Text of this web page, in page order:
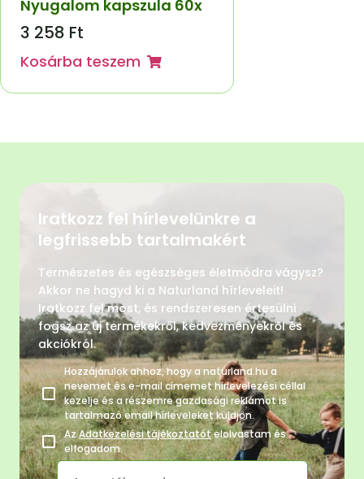
Nyugalom kapszula 60x
3 258 Ft
Kosárba teszem
Iratkozz fel hírlevelünkre a
legfrissebb tartalmakért
Természetes és egészséges életmódra vágysz?
Akkor ne hagyd ki a Naturland hírleveleit!
Iratkozz fel most, és rendszeresen értesülni
fogsz az új termékekről, kedvezményekről és
akciókról.
Hozzájárulok ahhoz, hogy a naturland.hu a
nevemet és e-mail címemet hírlevelezési céllal
kezelje és a részemre gazdasági reklámot is
tartalmazó email hírleveleket küldjön.
AzAdatkezelési tájékoztatótelolvastam és
elfogadom.